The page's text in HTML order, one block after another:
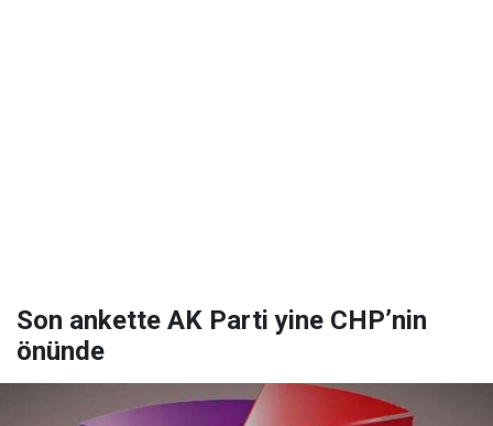
Son ankette AK Parti yine CHP’nin
önünde